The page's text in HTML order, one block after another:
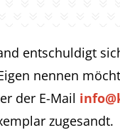
entschuldigt
nennen
der E-Mail
zugesandt.